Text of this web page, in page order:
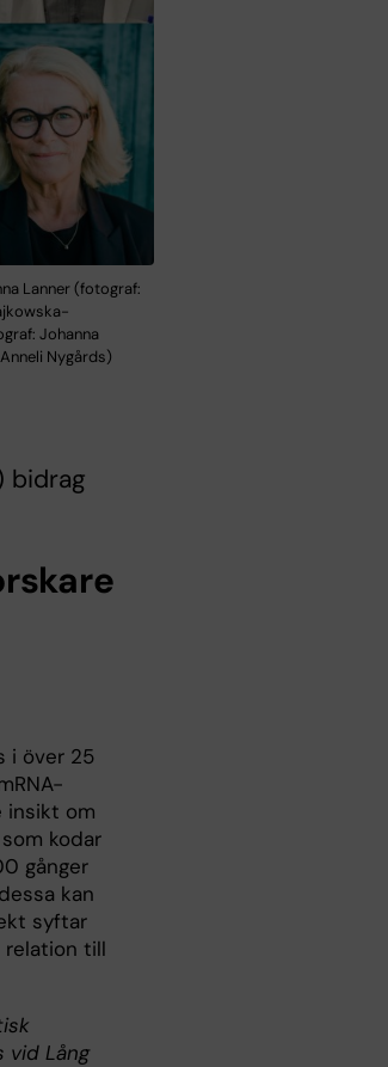
Lanner (fotograf:
Johanna
Nygårds)
bidrag
i över 25
insikt om
kodar
gånger
kan
syftar
relation till
vid Lång